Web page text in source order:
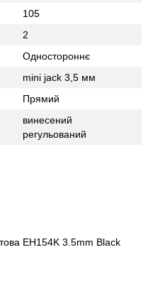
105
2
Одностороннє
mini jack 3,5 мм
Прямий
винесений
регульований
EH154K 3.5mm Black